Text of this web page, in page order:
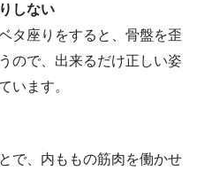
しない
タ座りをすると、骨盤を歪
ので、出来るだけ正しい姿
います。
で、内ももの筋肉を働かせ